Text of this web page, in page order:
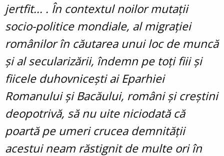
jertfit... . În contextul noilor mutații
socio-politice mondiale, al migrației
românilor în căutarea unui loc de muncă
și al secularizării, îndemn pe toți fiii și
fiicele duhovnicești ai Eparhiei
Romanului și Bacăului, români și creștini
deopotrivă, să nu uite niciodată că
poartă pe umeri crucea demnității
acestui neam răstignit de multe ori în